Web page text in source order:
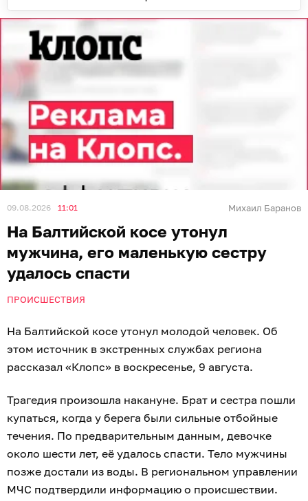
09.08.2026 11:01 Михаил Баранов
На Балтийской косе утонул
мужчина, его маленькую сестру
удалось спасти
ПРОИСШЕСТВИЯ
На Балтийской косе утонул молодой человек. Об
этом источник в экстренных службах региона
рассказал «Клопс» в воскресенье, 9 августа.
Трагедия произошла накануне. Брат и сестра пошли
купаться, когда у берега были сильные отбойные
течения. По предварительным данным, девочке
около шести лет, её удалось спасти. Тело мужчины
позже достали из воды. В региональном управлении
МЧС подтвердили информацию о происшествии.